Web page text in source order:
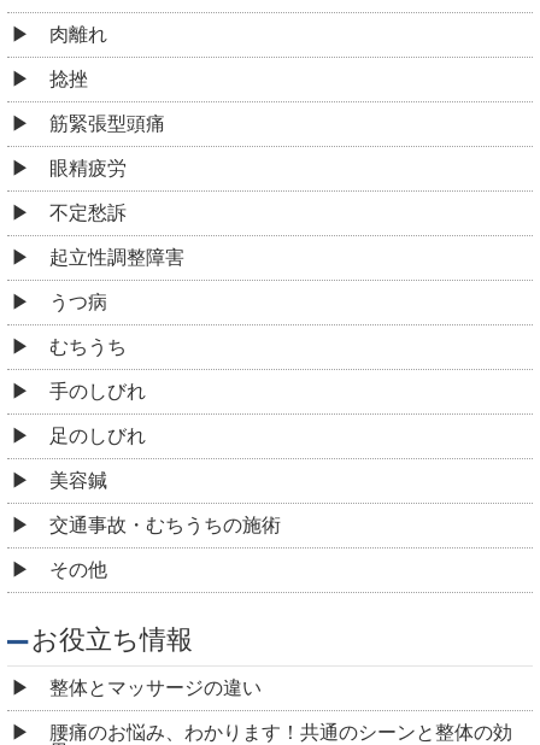
起立性調整障害
うつ病
むちうち
手のしびれ
足のしびれ
美容鍼
交通事故・むちうちの施術
その他
お役立ち情報
整体とマッサージの違い
腰痛のお悩み、わかります！共通のシーンと整体の効
果
新宿区四谷で健康な日々を手に入れるBLBはり灸整骨
院
好転反応とは何か？
整体とカイロプラクティックの違い
「高い整体」と「安いマッサージ」の違いって？